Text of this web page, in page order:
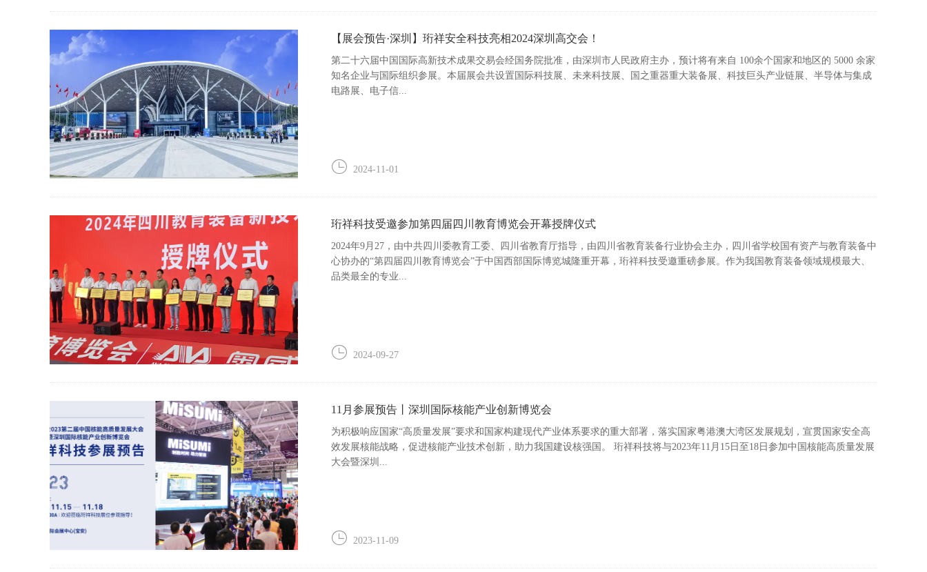
【展会预告·深圳】珩祥安全科技亮相2024深圳高交会！
第二十六届中国国际高新技术成果交易会经国务院批准，由深圳市人民政府主办，预计将有来自 100余个国家和地区的 5000 余家
知名企业与国际组织参展。本届展会共设置国际科技展、未来科技展、国之重器重大装备展、科技巨头产业链展、半导体与集成
电路展、电子信...
2024-11-01
珩祥科技受邀参加第四届四川教育博览会开幕授牌仪式
2024年9月27，由中共四川委教育工委、四川省教育厅指导，由四川省教育装备行业协会主办，四川省学校国有资产与教育装备中
心协办的“第四届四川教育博览会”于中国西部国际博览城隆重开幕，珩祥科技受邀重磅参展。作为我国教育装备领域规模最大、
品类最全的专业...
2024-09-27
11月参展预告丨深圳国际核能产业创新博览会
为积极响应国家“高质量发展”要求和国家构建现代产业体系要求的重大部署，落实国家粤港澳大湾区发展规划，宣贯国家安全高
效发展核能战略，促进核能产业技术创新，助力我国建设核强国。 珩祥科技将与2023年11月15日至18日参加中国核能高质量发展
大会暨深圳...
2023-11-09